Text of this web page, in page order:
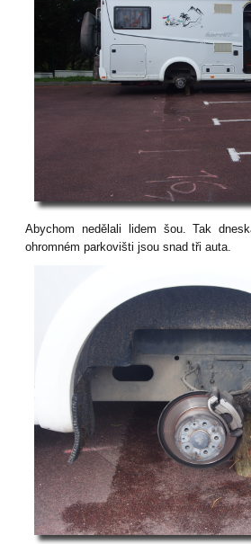
Abychom nedělali lidem šou. Tak
ohromném parkovišti jsou snad tři auta.